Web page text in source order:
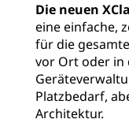
Die neuen
eine einfache,
für die
vor Ort oder in
Platzbedarf,
Architektur.